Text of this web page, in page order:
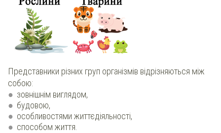
Представники різних груп організмів відрізняються між
собою:
зовнішнім виглядом,
будовою,
особливостями життєдіяльності,
способом життя.